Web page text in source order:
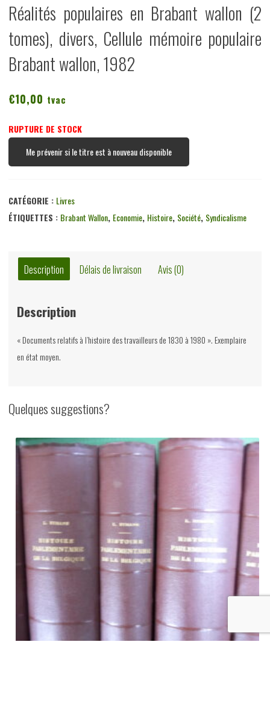
Réalités populaires en Brabant wallon (2
tomes), divers, Cellule mémoire populaire
Brabant wallon, 1982
€10,00 tvac
RUPTURE DE STOCK
Me prévenir si le titre est à nouveau disponible
CATÉGORIE : Livres
ÉTIQUETTES : Brabant Wallon, Economie, Histoire, Société, Syndicalisme
Description Délais de livraison Avis (0)
Description
« Documents relatifs à l’histoire des travailleurs de 1830 à 1980 ». Exemplaire
en état moyen.
Quelques suggestions?